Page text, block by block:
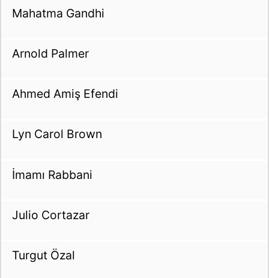
Mahatma Gandhi
Arnold Palmer
Ahmed Amiş Efendi
Lyn Carol Brown
İmamı Rabbani
Julio Cortazar
Turgut Özal